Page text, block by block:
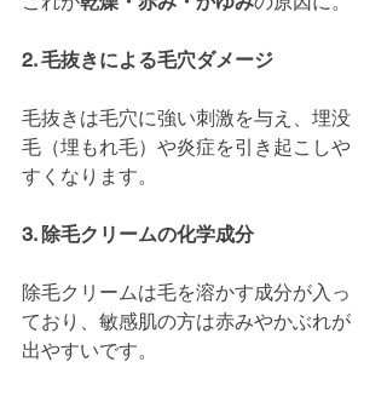
2. 毛抜きによる毛穴ダメージ
毛抜きは毛穴に強い刺激を与え、埋没
毛（埋もれ毛）や炎症を引き起こしや
すくなります。
3. 除毛クリームの化学成分
除毛クリームは毛を溶かす成分が入っ
ており、敏感肌の方は赤みやかぶれが
出やすいです。